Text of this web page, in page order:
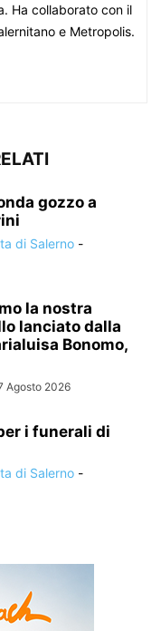
Ha collaborato con il
e Metropolis.
gozzo a
di Salerno -
la nostra
lanciato dalla
Bonomo,
Agosto 2026
i funerali di
di Salerno -